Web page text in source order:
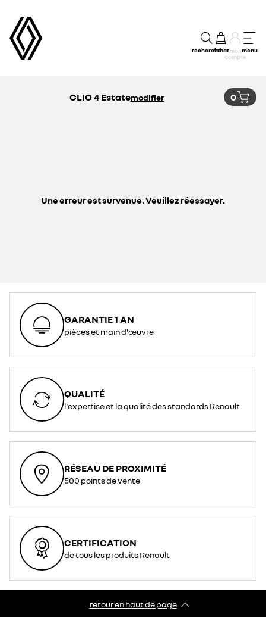
rechercheachatmon
compte
menu
CLIO 4 Estatemodifier 0
Une erreur est survenue. Veuillez réessayer.
GARANTIE 1 AN
pièces et main d'œuvre
QUALITÉ
l'expertise et la qualité des standards Renault
RÉSEAU DE PROXIMITÉ
500 points de vente
CERTIFICATION
de tous les produits Renault
retour en haut de page​